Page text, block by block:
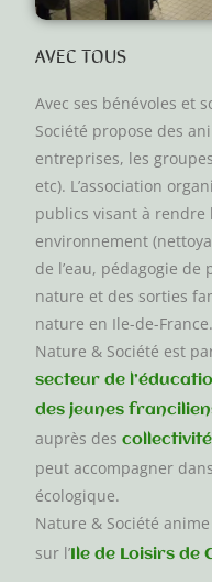
AVEC TOUS
Avec ses bénévoles et
Société propose des
entreprises, les
etc). L’association
publics visant à rendre
environnement
de l’eau, pédagogie
nature et des sorties
nature en Ile-de-France.
Nature & Société est
secteur de
des jeunes
auprès des
peut accompagner
écologique.
Nature & Société
sur l’Ile de Loisirs de